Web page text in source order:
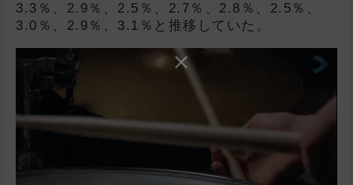
3.3％、2.9％、2.5％、2.7％、2.8％、2.5％、
3.0％、2.9％、3.1％と推移していた。